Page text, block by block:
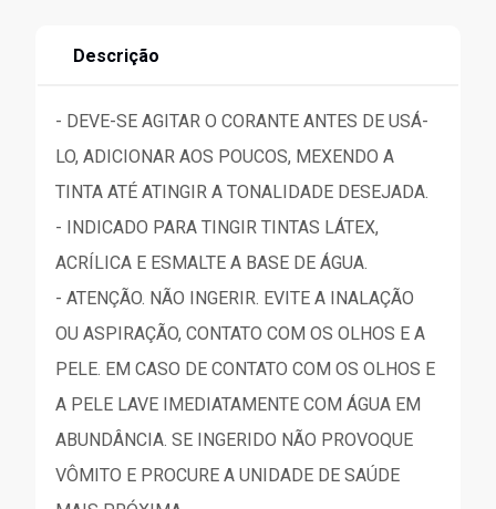
Descrição
- DEVE-SE AGITAR O CORANTE ANTES DE USÁ-
LO, ADICIONAR AOS POUCOS, MEXENDO A
TINTA ATÉ ATINGIR A TONALIDADE DESEJADA.
- INDICADO PARA TINGIR TINTAS LÁTEX,
ACRÍLICA E ESMALTE A BASE DE ÁGUA.
- ATENÇÃO. NÃO INGERIR. EVITE A INALAÇÃO
OU ASPIRAÇÃO, CONTATO COM OS OLHOS E A
PELE. EM CASO DE CONTATO COM OS OLHOS E
A PELE LAVE IMEDIATAMENTE COM ÁGUA EM
ABUNDÂNCIA. SE INGERIDO NÃO PROVOQUE
VÔMITO E PROCURE A UNIDADE DE SAÚDE